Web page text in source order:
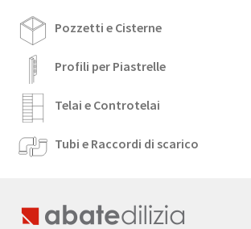
Pozzetti e Cisterne
Profili per Piastrelle
Telai e Controtelai
Tubi e Raccordi di scarico